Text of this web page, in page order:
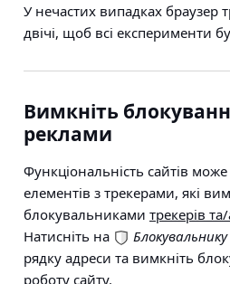
У нечастих випадках браузер
двічі, щоб всі експерименти
Вимкніть
реклами
Функціональність сайтів
елементів з трекерами, які
блокувальниками трекерів
Натисніть на
рядку адреси та вимкніть
роботу сайту.